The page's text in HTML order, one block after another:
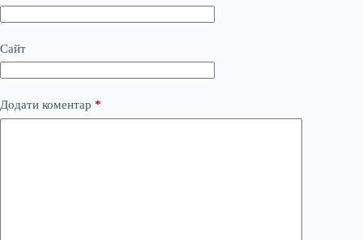
Сайт
Додати коментар *